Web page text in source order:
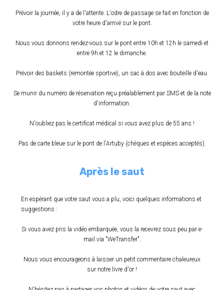
Prévoir la journée, il y a de l'attente. L'odre de passage se fait en fonction de
votre heure d'arrivé sur le pont.
Nous vous donnons rendez-vous sur le pont entre 10h et 12h le samedi et
entre 9h et 12 le dimanche.
Prévoir des baskets (remontée sportive), un sac à dos avec bouteille d'eau.
Se munir du numéro de réservation reçu préalablement par SMS et de la note
d'information.
N'oubliez pas le certificat médical si vous avez plus de 55 ans !
Pas de carte bleue sur le pont de l'Artuby (chèques et espèces acceptés).
Après le saut
En espérant que votre saut vous a plu, voici quelques informations et
suggestions :
Si vous avez pris la vidéo embarquée, vous la recevrez sous peu par e-
mail via "WeTransfer".
Nous vous encourageons à laisser un petit commentaire chaleureux
sur notre livre d'or !